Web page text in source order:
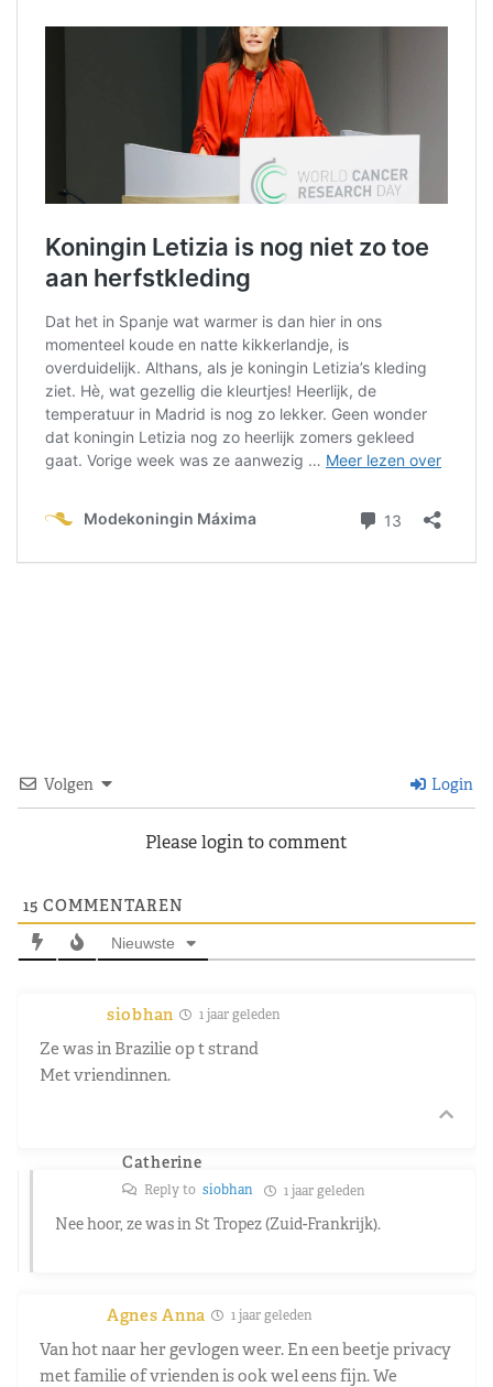
Volgen Login
Please login to comment
15 COMMENTAREN
Nieuwste
siobhan 1 jaar geleden
Ze was in Brazilie op t strand
Met vriendinnen.
Catherine
Reply to siobhan 1 jaar geleden
Nee hoor, ze was in St Tropez (Zuid-Frankrijk).
Agnes Anna 1 jaar geleden
Van hot naar her gevlogen weer. En een beetje privacy
met familie of vrienden is ook wel eens fijn. We